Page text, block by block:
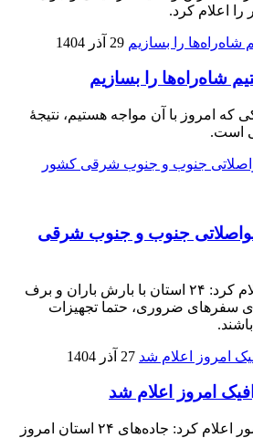
اعلام کرد.
29 آذر 1404
شاه‌راه‌ها را بسازیم
که امروز با آن مواجه هستیم، نتیجۀ
است.
مواصلاتی جنوب و جنوب شرقی
رییس پلیس راه کشور اعلام کرد: ۲۴ استان با بارش باران و برف
سفرهای ضروری، حتما تجهیزات
27 آذر 1404
امروز اعلام شد
مرکز مدیریت راه‌های کشور اعلام کرد: جاده‌های ۲۴ استان امروز